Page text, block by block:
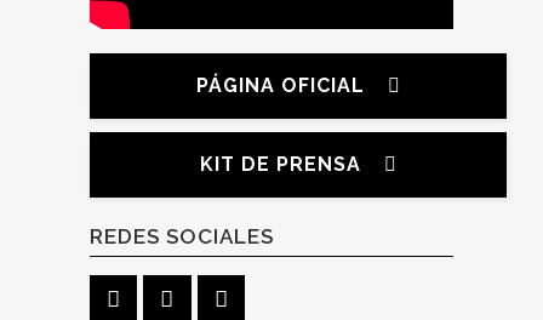
PÁGINA OFICIAL
KIT DE PRENSA
REDES SOCIALES